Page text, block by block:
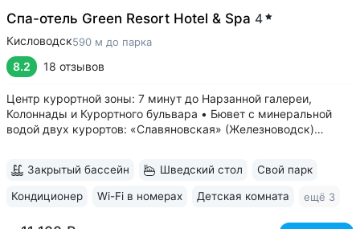
Спа-отель Green Resort Hotel & Spa 4
Кисловодск590 м до парка
8.2 18 отзывов
Центр курортной зоны: 7 минут до Нарзанной галереи,
Колоннады и Курортного бульвара • Бювет с минеральной
водой двух курортов: «Славяновская» (Железноводск)
и апартаментах — кухня-гостиная...
Закрытый бассейн Шведский стол Свой парк
Кондиционер Wi-Fi в номерах Детская комната ещё 3